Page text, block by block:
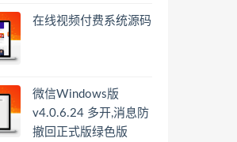
在线视频付费系统源码
微信Windows版
v4.0.6.24 多开,消息防
撤回正式版绿色版